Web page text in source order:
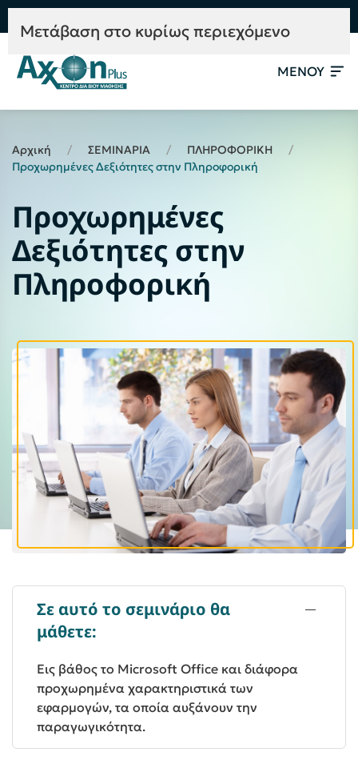
Mετάβαση στο κυρίως περιεχόμενο
ΜΕΝΟΥ
Αρχική ΣΕΜΙΝΑΡΙΑ
ΠΛΗΡΟΦΟΡΙΚΗ
Προχωρημένες Δεξιότητες στην Πληροφορική
Προχωρημένες
Δεξιότητες στην
Πληροφορική
Σε αυτό το σεμινάριο θα
μάθετε:
Εις βάθος το Microsoft Office και διάφορα
προχωρημένα χαρακτηριστικά των
εφαρμογών, τα οποία αυξάνουν την
παραγωγικότητα.